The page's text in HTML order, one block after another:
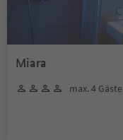
Miara
max. 4 Gäste